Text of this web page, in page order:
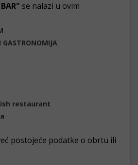
se nalazi u ovim
GASTRONOMIJA
restaurant
postojeće podatke o obrtu ili